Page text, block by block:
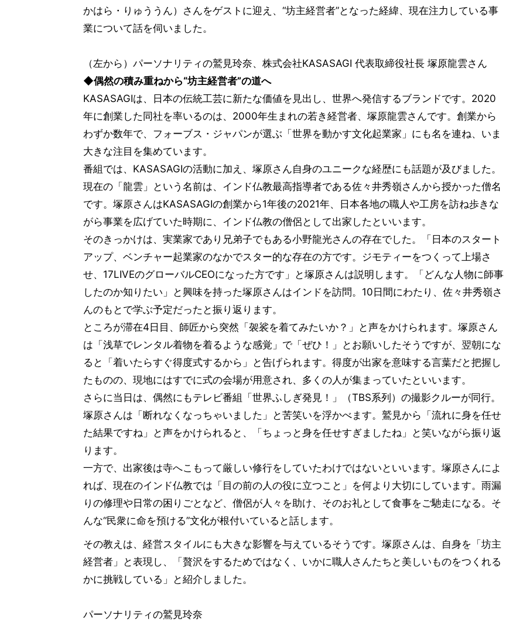
かはら・りゅううん）さんをゲストに迎え、“坊主経営者”となった経緯、現在注力している事
業について話を伺いました。
（左から）パーソナリティの鷲見玲奈、株式会社KASASAGI 代表取締役社長 塚原龍雲さん
◆偶然の積み重ねから“坊主経営者”の道へ
KASASAGIは、日本の伝統工芸に新たな価値を見出し、世界へ発信するブランドです。2020
年に創業した同社を率いるのは、2000年生まれの若き経営者、塚原龍雲さんです。創業から
わずか数年で、フォーブス・ジャパンが選ぶ「世界を動かす文化起業家」にも名を連ね、いま
大きな注目を集めています。
番組では、KASASAGIの活動に加え、塚原さん自身のユニークな経歴にも話題が及びました。
現在の「龍雲」という名前は、インド仏教最高指導者である佐々井秀嶺さんから授かった僧名
です。塚原さんはKASASAGIの創業から1年後の2021年、日本各地の職人や工房を訪ね歩きな
がら事業を広げていた時期に、インド仏教の僧侶として出家したといいます。
そのきっかけは、実業家であり兄弟子でもある小野龍光さんの存在でした。「日本のスタート
アップ、ベンチャー起業家のなかでスター的な存在の方です。ジモティーをつくって上場さ
せ、17LIVEのグローバルCEOになった方です」と塚原さんは説明します。「どんな人物に師事
したのか知りたい」と興味を持った塚原さんはインドを訪問。10日間にわたり、佐々井秀嶺さ
んのもとで学ぶ予定だったと振り返ります。
ところが滞在4日目、師匠から突然「袈裟を着てみたいか？」と声をかけられます。塚原さん
は「浅草でレンタル着物を着るような感覚」で「ぜひ！」とお願いしたそうですが、翌朝にな
ると「着いたらすぐ得度式するから」と告げられます。得度が出家を意味する言葉だと把握し
たものの、現地にはすでに式の会場が用意され、多くの人が集まっていたといいます。
さらに当日は、偶然にもテレビ番組「世界ふしぎ発見！」（TBS系列）の撮影クルーが同行。
塚原さんは「断れなくなっちゃいました」と苦笑いを浮かべます。鷲見から「流れに身を任せ
た結果ですね」と声をかけられると、「ちょっと身を任せすぎましたね」と笑いながら振り返
ります。
一方で、出家後は寺へこもって厳しい修行をしていたわけではないといいます。塚原さんによ
れば、現在のインド仏教では「目の前の人の役に立つこと」を何より大切にしています。雨漏
りの修理や日常の困りごとなど、僧侶が人々を助け、そのお礼として食事をご馳走になる。そ
んな“民衆に命を預ける”文化が根付いていると話します。
その教えは、経営スタイルにも大きな影響を与えているそうです。塚原さんは、自身を「坊主
経営者」と表現し、「贅沢をするためではなく、いかに職人さんたちと美しいものをつくれる
かに挑戦している」と紹介しました。
パーソナリティの鷲見玲奈